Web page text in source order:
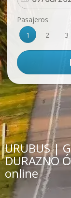
Pasajeros
1
2 3
URUBUS |
DURAZNO
online